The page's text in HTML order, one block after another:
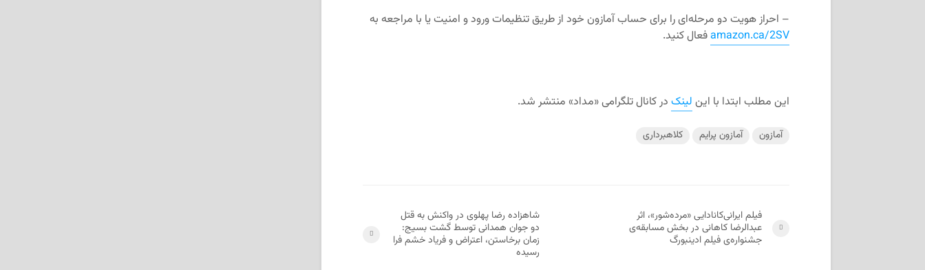
– احراز هویت دو مرحله‌ای را برای حساب آمازون خود از طریق تنظیمات ورود و امنیت یا با مراجعه به
amazon.ca/2SVفعال کنید.
این مطلب ابتدا با این لینک در کانال تلگرامی «مداد» منتشر شد.
آمازون آمازون‌ پرایم کلاهبرداری
شاهزاده رضا پهلوی در واکنش به قتل
دو جوان همدانی توسط گشت بسیج:
زمان برخاستن، اعتراض و فریاد خشم فرا
رسیده
فیلم ایرانی‌کانادایی «مرده‌شور»، اثر
عبدالرضا کاهانی در بخش مسابقه‌ی
جشنواره‌ی فیلم ادینبورگ